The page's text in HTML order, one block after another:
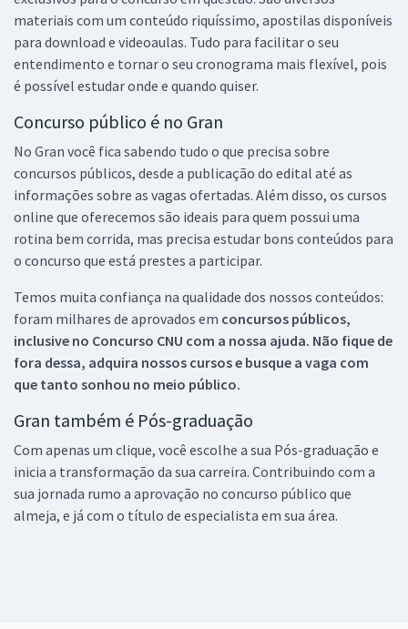
materiais com um conteúdo riquíssimo, apostilas disponíveis
para download e videoaulas. Tudo para facilitar o seu
entendimento e tornar o seu cronograma mais flexível, pois
é possível estudar onde e quando quiser.
Concurso público é no Gran
No Gran você fica sabendo tudo o que precisa sobre
concursos públicos, desde a publicação do edital até as
informações sobre as vagas ofertadas. Além disso, os cursos
online que oferecemos são ideais para quem possui uma
rotina bem corrida, mas precisa estudar bons conteúdos para
o concurso que está prestes a participar.
Temos muita confiança na qualidade dos nossos conteúdos:
foram milhares de aprovados em concursos públicos,
inclusive no Concurso CNU com a nossa ajuda. Não fique de
fora dessa, adquira nossos cursos e busque a vaga com
que tanto sonhou no meio público.
Gran também é Pós-graduação
Com apenas um clique, você escolhe a sua Pós-graduação e
inicia a transformação da sua carreira. Contribuindo com a
sua jornada rumo a aprovação no concurso público que
almeja, e já com o título de especialista em sua área.